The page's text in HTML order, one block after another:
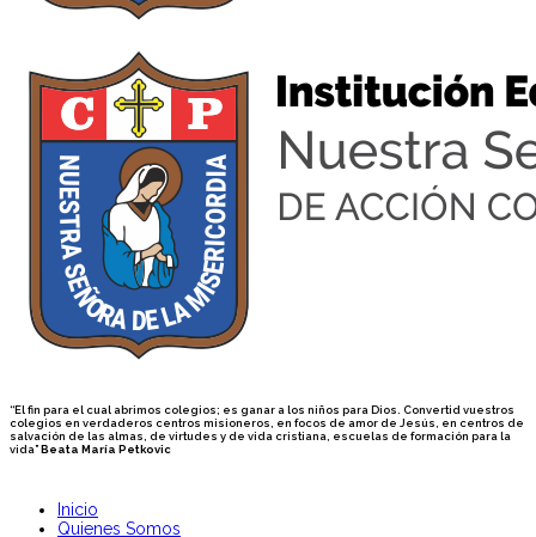
“El fin para el cual abrimos colegios; es ganar a los niños para Dios. Convertid vuestros
colegios en verdaderos centros misioneros, en focos de amor de Jesús, en centros de
salvación de las almas, de virtudes y de vida cristiana, escuelas de formación para la
vida”Beata María Petkovic
Inicio
Quienes Somos